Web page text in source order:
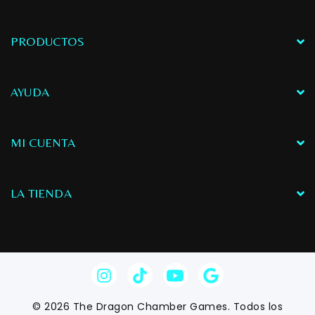
PRODUCTOS
AYUDA
MI CUENTA
LA TIENDA
© 2026 The Dragon Chamber Games. Todos los